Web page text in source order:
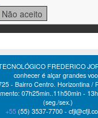
Não aceito
FREDERICO
conhecer é alçar grandes
- Bairro Centro. Horizontina /
07h25min..11h50min -
(seg./sex.)
+55 (55) 3537-7700 -